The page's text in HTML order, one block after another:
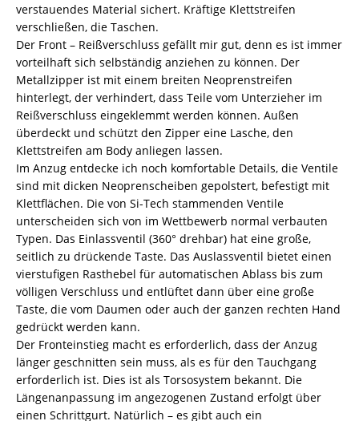
verstauendes Material sichert. Kräftige Klettstreifen
verschließen, die Taschen.
Der Front – Reißverschluss gefällt mir gut, denn es ist immer
vorteilhaft sich selbständig anziehen zu können. Der
Metallzipper ist mit einem breiten Neoprenstreifen
hinterlegt, der verhindert, dass Teile vom Unterzieher im
Reißverschluss eingeklemmt werden können. Außen
überdeckt und schützt den Zipper eine Lasche, den
Klettstreifen am Body anliegen lassen.
Im Anzug entdecke ich noch komfortable Details, die Ventile
sind mit dicken Neoprenscheiben gepolstert, befestigt mit
Klettflächen. Die von Si-Tech stammenden Ventile
unterscheiden sich von im Wettbewerb normal verbauten
Typen. Das Einlassventil (360° drehbar) hat eine große,
seitlich zu drückende Taste. Das Auslassventil bietet einen
vierstufigen Rasthebel für automatischen Ablass bis zum
völligen Verschluss und entlüftet dann über eine große
Taste, die vom Daumen oder auch der ganzen rechten Hand
gedrückt werden kann.
Der Fronteinstieg macht es erforderlich, dass der Anzug
länger geschnitten sein muss, als es für den Tauchgang
erforderlich ist. Dies ist als Torsosystem bekannt. Die
Längenanpassung im angezogenen Zustand erfolgt über
einen Schrittgurt. Natürlich – es gibt auch ein